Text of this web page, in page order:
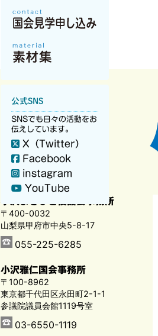
公式SNS
SNSでも日々の活動をお
伝えしています。
X（Twitter）
Facebook
instagram
YouTube
小沢まさひと後援会事務所
〒400-0032
山梨県甲府市中央5-8-17
055-225-6285
小沢雅仁国会事務所
〒100-8962
東京都千代田区永田町2-1-1
参議院議員会館1119号室
03-6550-1119